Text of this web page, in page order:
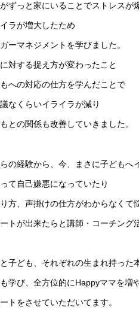
ずっと家にいることでストレスが
ラが増大したため
ーマネジメントを学びました。
対する捉え方が変わったこと
への対応の仕方を学んだことで
なくらいイライラが減り
との関係も改善していきました。
の経験から、今、まさに子どもへ
て自己嫌悪になっていたり
方、声掛けの仕方がわからなくて
トが出来たらと講師・コーチング
子ども、それぞれの生まれ持った
学び、全方位的にHappyママを増
トをさせていただいてます。